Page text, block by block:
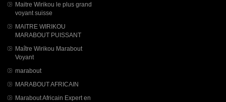
Maitre Wirikou le plus grand
voyant suisse
MAITRE WIRIKOU
MARABOUT PUISSANT
Maître Wirikou Marabout
Voyant
marabout
MARABOUT AFRICAIN
Marabout Africain Expert en